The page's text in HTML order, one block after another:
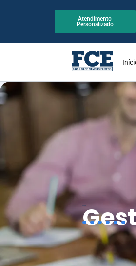
Atendimento
Personalizado